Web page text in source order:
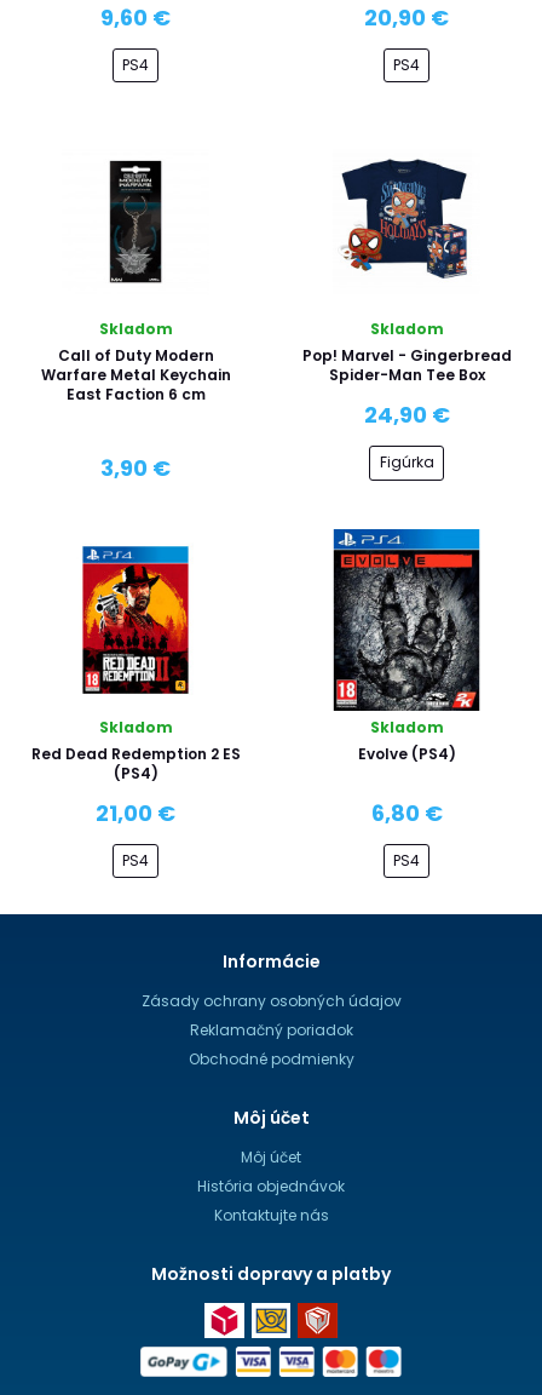
9,60 €
PS4
20,90 €
PS4
Skladom
Call of Duty Modern
Warfare Metal Keychain
East Faction 6 cm
3,90 €
Skladom
Pop! Marvel - Gingerbread
Spider-Man Tee Box
24,90 €
Figúrka
Skladom
Red Dead Redemption 2 ES
(PS4)
21,00 €
PS4
Skladom
Evolve (PS4)
6,80 €
PS4
Informácie
Zásady ochrany osobných údajov
Reklamačný poriadok
Obchodné podmienky
Môj účet
Môj účet
História objednávok
Kontaktujte nás
Možnosti dopravy a platby